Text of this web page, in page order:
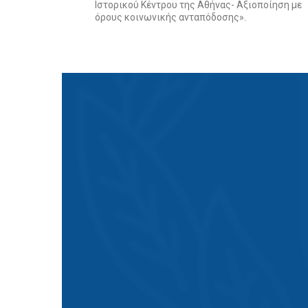
Ιστορικού Κέντρου της Αθήνας- Αξιοποίηση με
όρους κοινωνικής ανταπόδοσης».